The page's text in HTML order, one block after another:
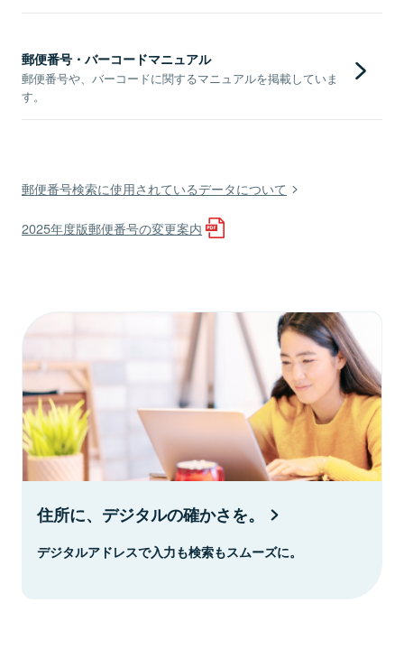
郵便番号・バーコードマニュアル
郵便番号や、バーコードに関するマニュアルを掲載していま
す。
郵便番号検索に使用されているデータについて
2025年度版郵便番号の変更案内
住所に、デジタルの確かさを。
デジタルアドレスで入力も検索もスムーズに。